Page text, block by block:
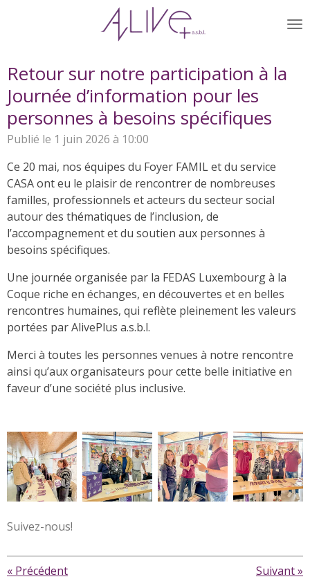
Retour sur notre participation à la
Journée d’information pour les
personnes à besoins spécifiques
Publié le 1 juin 2026 à 10:00
Ce 20 mai, nos équipes du Foyer FAMIL et du service
CASA ont eu le plaisir de rencontrer de nombreuses
familles, professionnels et acteurs du secteur social
autour des thématiques de l’inclusion, de
l’accompagnement et du soutien aux personnes à
besoins spécifiques.
Une journée organisée par la FEDAS Luxembourg à la
Coque riche en échanges, en découvertes et en belles
rencontres humaines, qui reflète pleinement les valeurs
portées par AlivePlus a.s.b.l.
Merci à toutes les personnes venues à notre rencontre
ainsi qu’aux organisateurs pour cette belle initiative en
faveur d’une société plus inclusive.
Suivez-nous!
« Précédent Suivant»